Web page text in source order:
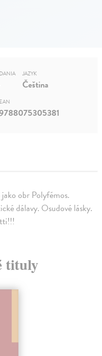
obr Polyfémos.
dálavy. Osudové lásky.
JAZYK
Čeština
EAN
tituly